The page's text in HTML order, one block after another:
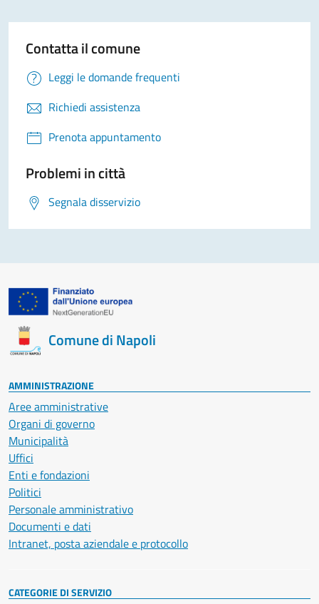
Contatta il comune
Leggi le domande frequenti
Richiedi assistenza
Prenota appuntamento
Problemi in città
Segnala disservizio
Comune di Napoli
AMMINISTRAZIONE
Aree amministrative
Organi di governo
Municipalità
Uffici
Enti e fondazioni
Politici
Personale amministrativo
Documenti e dati
Intranet, posta aziendale e protocollo
CATEGORIE DI SERVIZIO